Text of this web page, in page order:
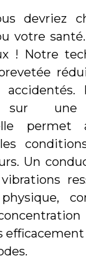
devriez
votre
! Notre
sur une
les
Un